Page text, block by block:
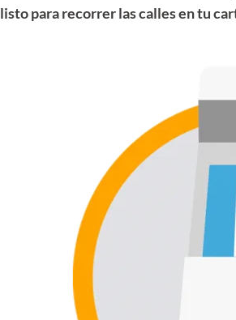
listo para recorrer las calles en tu